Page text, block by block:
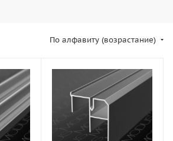
По алфавиту (возрастание)